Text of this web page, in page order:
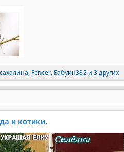
, Fencer, Бабуин382 и 3 других